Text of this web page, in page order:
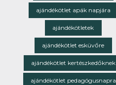
ajándékötlet apák napjára
ajándékötletek
ajándékötlet esküvőre
ajándékötlet kertészkedőknek
ajándékötlet pedagógusnapra